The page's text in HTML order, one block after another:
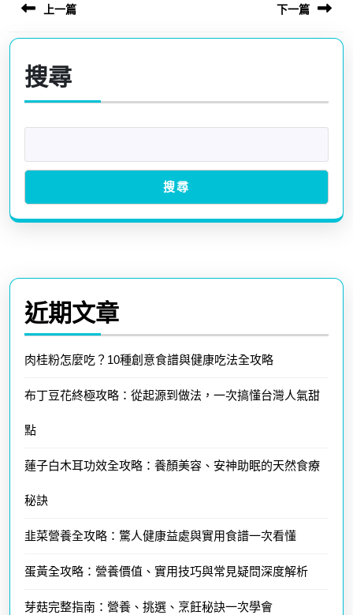
導
覽
上一篇
Previous
post:
下一篇
搜尋
搜尋
近期文章
肉桂粉怎麼吃？10種創意食譜與健康吃法全攻略
布丁豆花終極攻略：從起源到做法，一次搞懂台灣人氣甜
點
蓮子白木耳功效全攻略：養顏美容、安神助眠的天然食療
秘訣
韭菜營養全攻略：驚人健康益處與實用食譜一次看懂
蛋黃全攻略：營養價值、實用技巧與常見疑問深度解析
芽菇完整指南：營養、挑選、烹飪秘訣一次學會